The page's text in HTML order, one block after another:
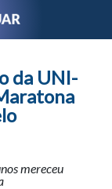
da UNI-
mereceu